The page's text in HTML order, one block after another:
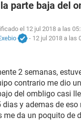
parte baja del
el 12 jul 2018 a las
- 12 jul 2018 a las
2 semanas,
contrario me dio
del ombligo casi
y ademas de
me da un poquito de